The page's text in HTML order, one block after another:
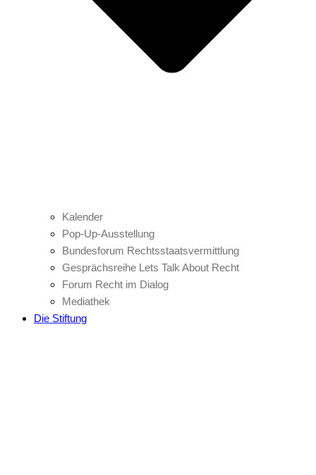
Kalender
Pop-Up-Ausstellung
Bundesforum Rechtsstaatsvermittlung
Gesprächsreihe Lets Talk About Recht
Forum Recht im Dialog
Mediathek
Die Stiftung